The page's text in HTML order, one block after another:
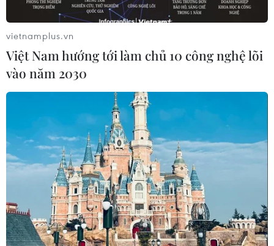
Giàn khoan dầu tại Texas, Mỹ. Ảnh: THX/TTXVN
Giá dầu giảm nhẹ trong phiên giao dịch chiều
26/8 sau khi tăng gần 2% trong phiên trước đó.
Các nhà giao dịch vẫn đang theo dõi chặt chẽ
vietnamplus.vn
Việt Nam hướng tới làm chủ 10 công nghệ lõi
vào năm 2030